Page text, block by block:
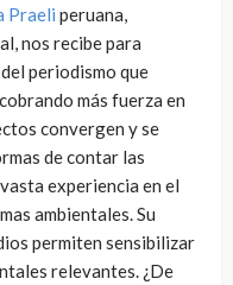
Praeli peruana,
nos recibe para
periodismo que
más fuerza en
convergen y se
de contar las
experiencia en el
ambientales. Su
permiten sensibilizar
relevantes. ¿De